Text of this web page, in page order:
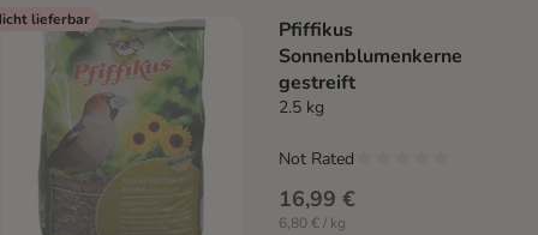
lieferbar
Pfiffikus
Sonnenblumenkerne
gestreift
2.5 kg
16,99 €
6,80 € / kg
Not Rated